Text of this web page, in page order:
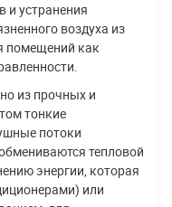
и устранения
воздуха из
помещений как
из прочных и
тонкие
потоки
тепловой
энергии, которая
или